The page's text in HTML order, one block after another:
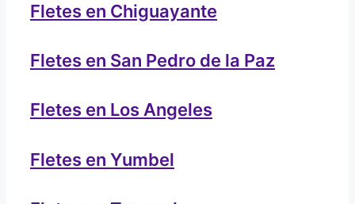
Fletes en Chiguayante
Fletes en San Pedro de la Paz
Fletes en Los Angeles
Fletes en Yumbel